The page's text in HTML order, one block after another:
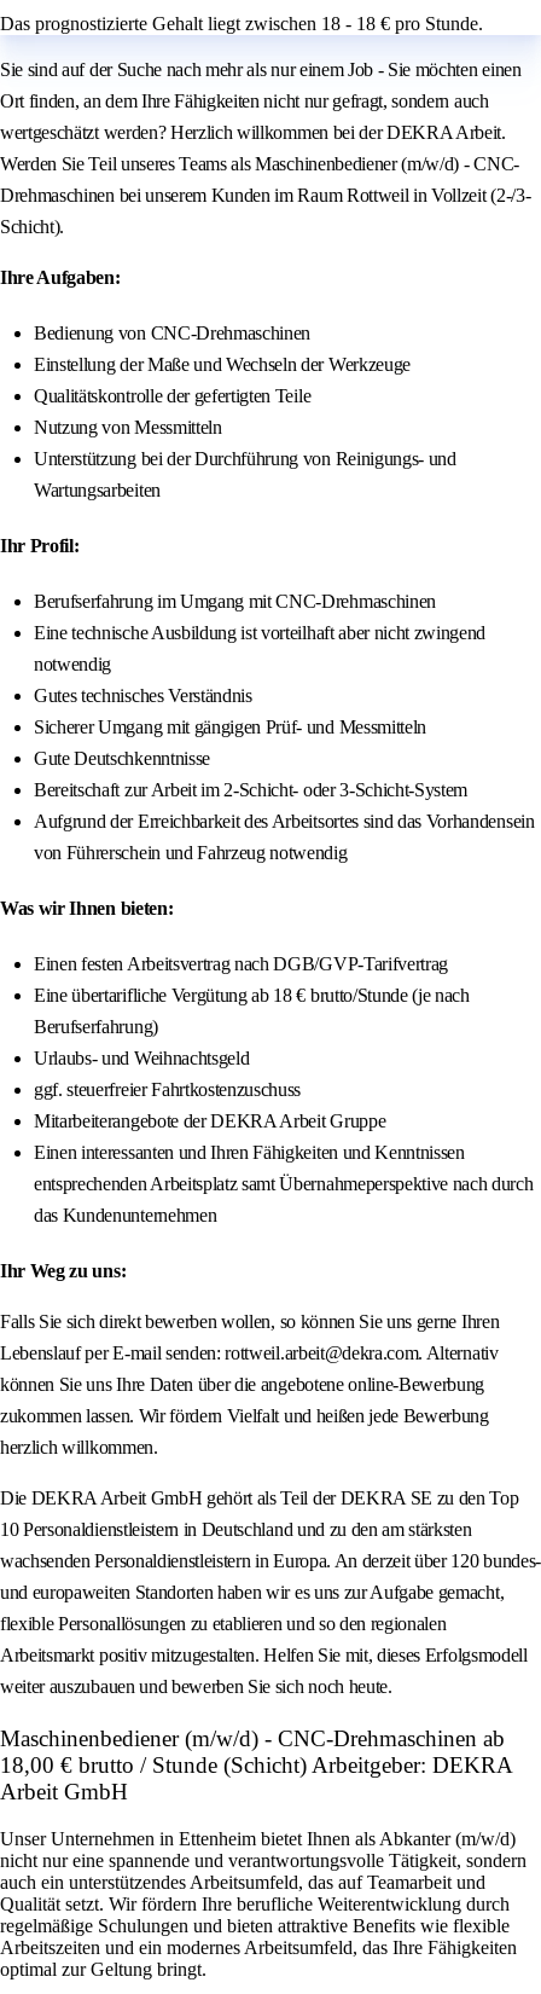
Das prognostizierte Gehalt liegt zwischen 18 - 18 € pro Stunde.
Sie sind auf der Suche nach mehr als nur einem Job - Sie möchten einen
Ort finden, an dem Ihre Fähigkeiten nicht nur gefragt, sondern auch
wertgeschätzt werden? Herzlich willkommen bei der DEKRA Arbeit.
Werden Sie Teil unseres Teams als Maschinenbediener (m/w/d) - CNC-
Drehmaschinen bei unserem Kunden im Raum Rottweil in Vollzeit (2-/3-
Schicht).
Ihre Aufgaben:
Bedienung von CNC-Drehmaschinen
Einstellung der Maße und Wechseln der Werkzeuge
Qualitätskontrolle der gefertigten Teile
Nutzung von Messmitteln
Unterstützung bei der Durchführung von Reinigungs- und
Wartungsarbeiten
Ihr Profil:
Berufserfahrung im Umgang mit CNC-Drehmaschinen
Eine technische Ausbildung ist vorteilhaft aber nicht zwingend
notwendig
Gutes technisches Verständnis
Sicherer Umgang mit gängigen Prüf- und Messmitteln
Gute Deutschkenntnisse
Bereitschaft zur Arbeit im 2-Schicht- oder 3-Schicht-System
Aufgrund der Erreichbarkeit des Arbeitsortes sind das Vorhandensein
von Führerschein und Fahrzeug notwendig
Was wir Ihnen bieten:
Einen festen Arbeitsvertrag nach DGB/GVP-Tarifvertrag
Eine übertarifliche Vergütung ab 18 € brutto/Stunde (je nach
Berufserfahrung)
Urlaubs- und Weihnachtsgeld
ggf. steuerfreier Fahrtkostenzuschuss
Mitarbeiterangebote der DEKRA Arbeit Gruppe
Einen interessanten und Ihren Fähigkeiten und Kenntnissen
entsprechenden Arbeitsplatz samt Übernahmeperspektive nach durch
das Kundenunternehmen
Ihr Weg zu uns:
Falls Sie sich direkt bewerben wollen, so können Sie uns gerne Ihren
Lebenslauf per E-mail senden: rottweil.arbeit@dekra.com. Alternativ
können Sie uns Ihre Daten über die angebotene online-Bewerbung
zukommen lassen. Wir fördern Vielfalt und heißen jede Bewerbung
herzlich willkommen.
Die DEKRA Arbeit GmbH gehört als Teil der DEKRA SE zu den Top
10 Personaldienstleistern in Deutschland und zu den am stärksten
wachsenden Personaldienstleistern in Europa. An derzeit über 120 bundes-
und europaweiten Standorten haben wir es uns zur Aufgabe gemacht,
flexible Personallösungen zu etablieren und so den regionalen
Arbeitsmarkt positiv mitzugestalten. Helfen Sie mit, dieses Erfolgsmodell
weiter auszubauen und bewerben Sie sich noch heute.
Maschinenbediener (m/w/d) - CNC-Drehmaschinen ab
18,00 € brutto / Stunde (Schicht) Arbeitgeber: DEKRA
Arbeit GmbH
Unser Unternehmen in Ettenheim bietet Ihnen als Abkanter (m/w/d)
nicht nur eine spannende und verantwortungsvolle Tätigkeit, sondern
auch ein unterstützendes Arbeitsumfeld, das auf Teamarbeit und
Qualität setzt. Wir fördern Ihre berufliche Weiterentwicklung durch
regelmäßige Schulungen und bieten attraktive Benefits wie flexible
Arbeitszeiten und ein modernes Arbeitsumfeld, das Ihre Fähigkeiten
optimal zur Geltung bringt.